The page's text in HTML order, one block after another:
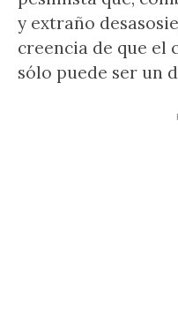
y extraño
creencia de que el
sólo puede ser un